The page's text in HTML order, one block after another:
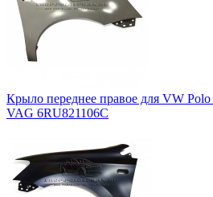
Крыло переднее правое для VW Polo
VAG 6RU821106C